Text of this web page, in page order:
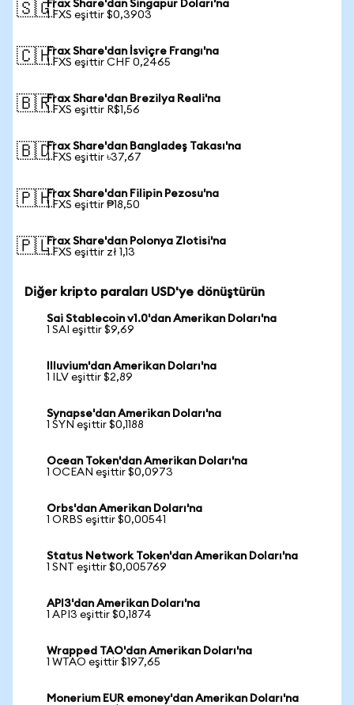
🇸🇬Frax Share'dan Singapur Doları'na
1 FXS eşittir $0,3903
🇨🇭Frax Share'dan İsviçre Frangı'na
1 FXS eşittir CHF 0,2465
🇧🇷Frax Share'dan Brezilya Reali'na
1 FXS eşittir R$1,56
🇧🇩Frax Share'dan Bangladeş Takası'na
1 FXS eşittir ৳37,67
🇵🇭Frax Share'dan Filipin Pezosu'na
1 FXS eşittir ₱18,50
🇵🇱Frax Share'dan Polonya Zlotisi'na
1 FXS eşittir zł 1,13
Diğer kripto paraları USD'ye dönüştürün
Sai Stablecoin v1.0'dan Amerikan Doları'na
1 SAI eşittir $9,69
Illuvium'dan Amerikan Doları'na
1 ILV eşittir $2,89
Synapse'dan Amerikan Doları'na
1 SYN eşittir $0,1188
Ocean Token'dan Amerikan Doları'na
1 OCEAN eşittir $0,0973
Orbs'dan Amerikan Doları'na
1 ORBS eşittir $0,00541
Status Network Token'dan Amerikan Doları'na
1 SNT eşittir $0,005769
API3'dan Amerikan Doları'na
1 API3 eşittir $0,1874
Wrapped TAO'dan Amerikan Doları'na
1 WTAO eşittir $197,65
Monerium EUR emoney'dan Amerikan Doları'na